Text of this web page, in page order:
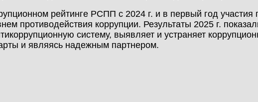
рейтинге РСПП c 2024 г. и в первый год участия
противодействия коррупции. Результаты 2025 г.
систему, выявляет и устраняет
и являясь надежным партнером.